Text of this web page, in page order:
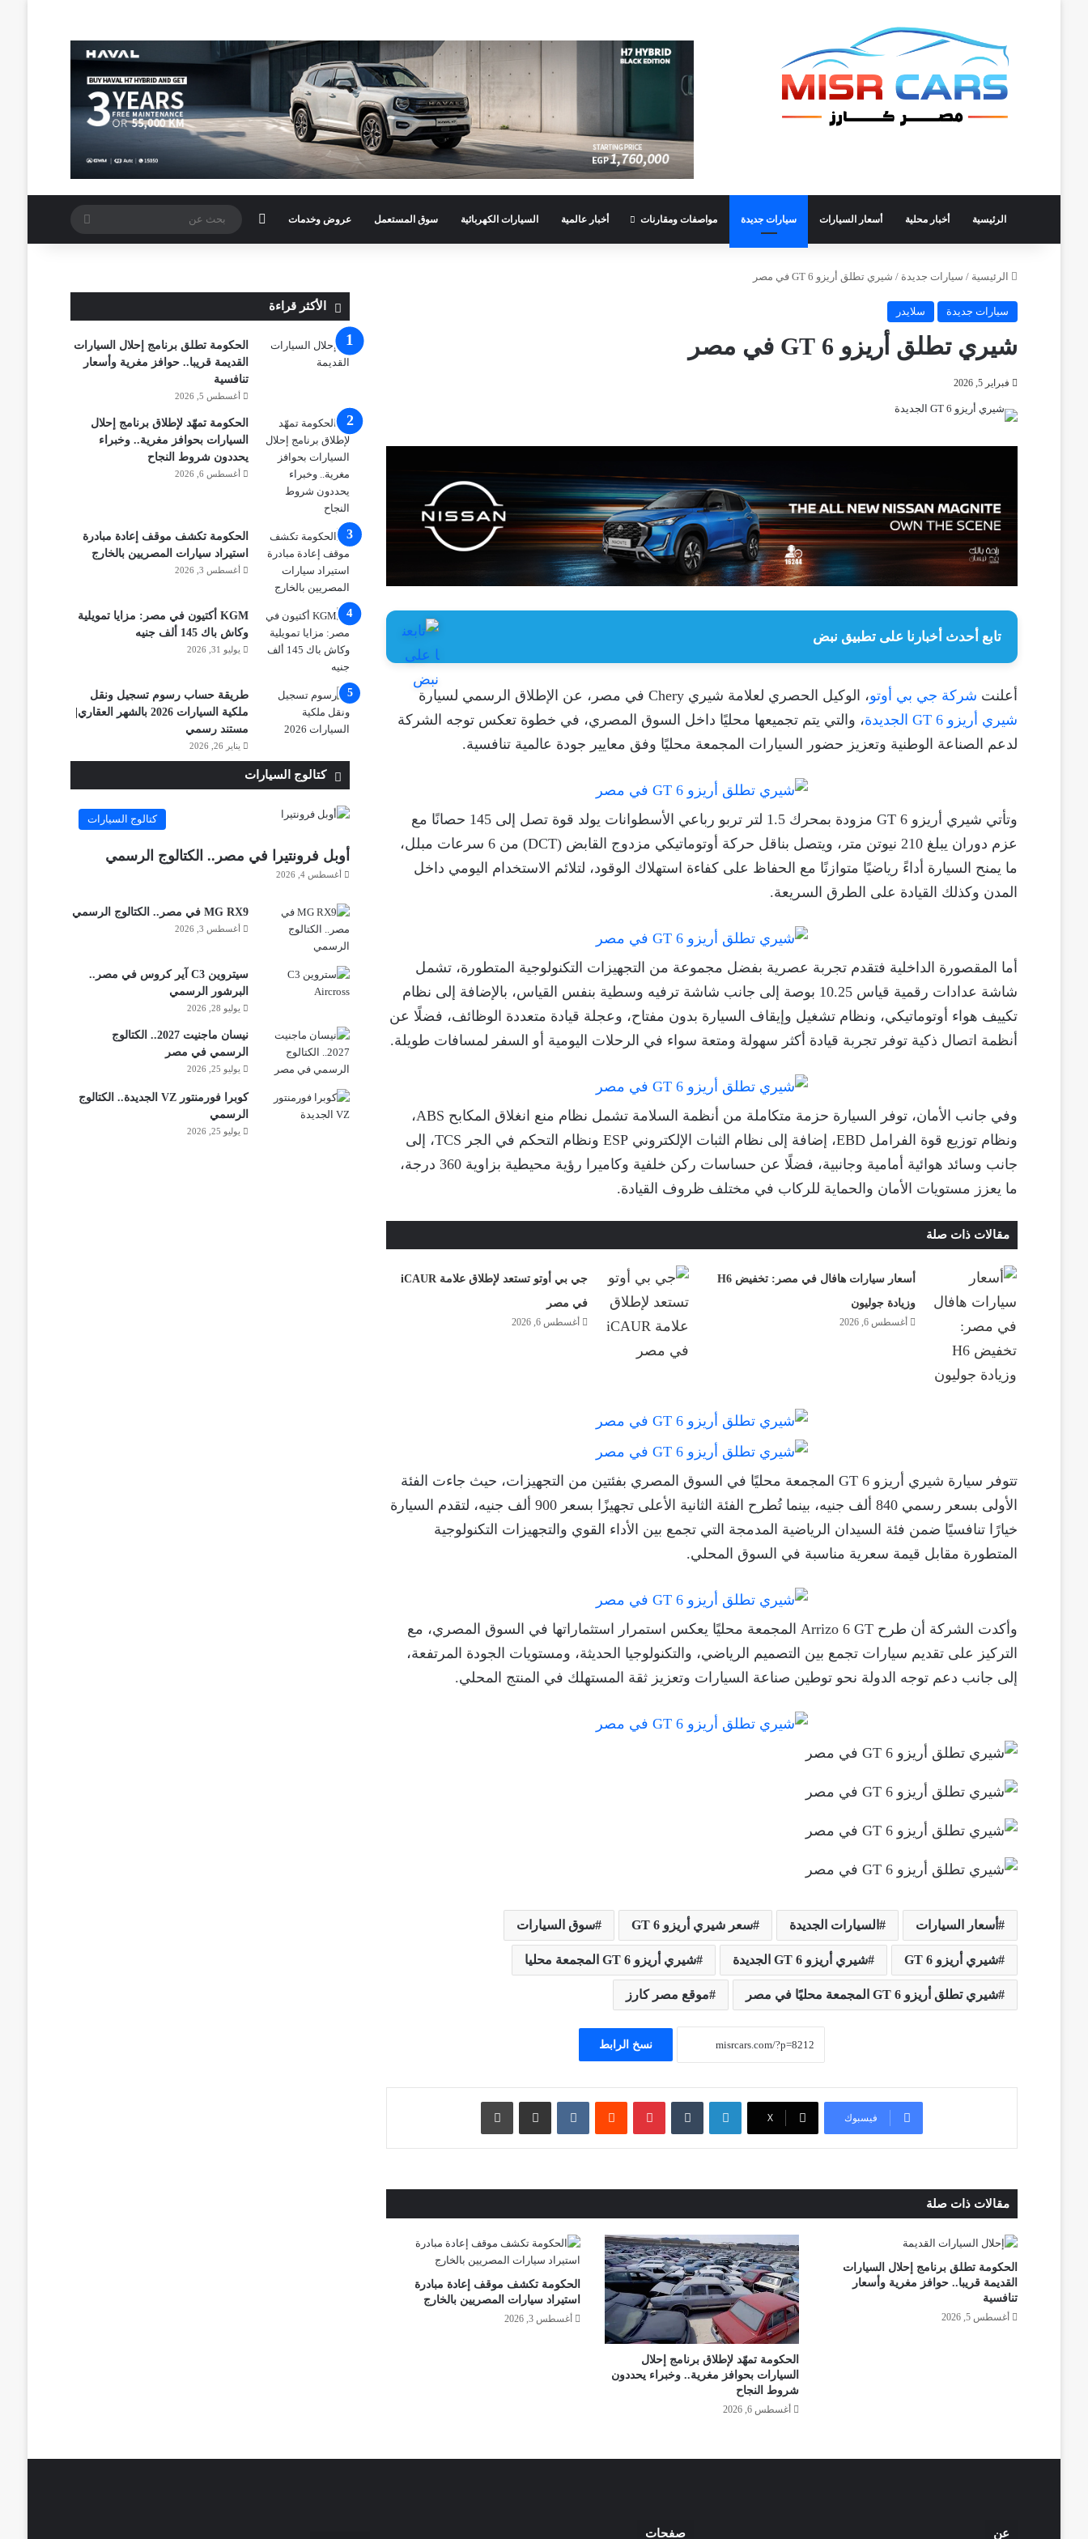
الرئيسية أخبار محلية أسعار السيارات سيارات جديدة مواصفات ومقارنات أخبار عالمية السيارات الكهربائية سوق المستعمل عروض وخدمات الوضع المظلم
عن
الرئيسية / سيارات جديدة / شيري تطلق أريزو 6 GT في مصر
سيارات جديدة سلايدر
شيري تطلق أريزو 6 GT في مصر
فبراير 5, 2026
تابع أحدث أخبارنا على تطبيق نبض
أعلنت شركة جي بي أوتو، الوكيل الحصري لعلامة شيري Chery في مصر، عن الإطلاق الرسمي لسيارة
شيري أريزو 6 GT الجديدة
، والتي يتم تجميعها محليًا داخل السوق المصري، في خطوة تعكس توجه الشركة
لدعم الصناعة الوطنية وتعزيز حضور السيارات المجمعة محليًا وفق معايير جودة عالمية تنافسية.
وتأتي شيري أريزو 6 GT مزودة بمحرك 1.5 لتر تربو رباعي الأسطوانات يولد قوة تصل إلى 145 حصانًا مع
عزم دوران يبلغ 210 نيوتن متر، ويتصل بناقل حركة أوتوماتيكي مزدوج القابض (DCT) من 6 سرعات مبلل،
ما يمنح السيارة أداءً رياضيًا متوازنًا مع الحفاظ على كفاءة استهلاك الوقود، لتلائم الاستخدام اليومي داخل
المدن وكذلك القيادة على الطرق السريعة.
أما المقصورة الداخلية فتقدم تجربة عصرية بفضل مجموعة من التجهيزات التكنولوجية المتطورة، تشمل
شاشة عدادات رقمية قياس 10.25 بوصة إلى جانب شاشة ترفيه وسطية بنفس القياس، بالإضافة إلى نظام
تكييف هواء أوتوماتيكي، ونظام تشغيل وإيقاف السيارة بدون مفتاح، وعجلة قيادة متعددة الوظائف، فضلًا عن
أنظمة اتصال ذكية توفر تجربة قيادة أكثر سهولة ومتعة سواء في الرحلات اليومية أو السفر لمسافات طويلة.
وفي جانب الأمان، توفر السيارة حزمة متكاملة من أنظمة السلامة تشمل نظام منع انغلاق المكابح ABS،
ونظام توزيع قوة الفرامل EBD، إضافة إلى نظام الثبات الإلكتروني ESP ونظام التحكم في الجر TCS، إلى
جانب وسائد هوائية أمامية وجانبية، فضلًا عن حساسات ركن خلفية وكاميرا رؤية محيطية بزاوية 360 درجة،
ما يعزز مستويات الأمان والحماية للركاب في مختلف ظروف القيادة.
مقالات ذات صلة
أسعار سيارات هافال في مصر: تخفيض H6
وزيادة جوليون
أغسطس 6, 2026
جي بي أوتو تستعد لإطلاق علامة iCAUR
في مصر
أغسطس 6, 2026
تتوفر سيارة شيري أريزو 6 GT المجمعة محليًا في السوق المصري بفئتين من التجهيزات، حيث جاءت الفئة
الأولى بسعر رسمي 840 ألف جنيه، بينما تُطرح الفئة الثانية الأعلى تجهيزًا بسعر 900 ألف جنيه، لتقدم السيارة
خيارًا تنافسيًا ضمن فئة السيدان الرياضية المدمجة التي تجمع بين الأداء القوي والتجهيزات التكنولوجية
المتطورة مقابل قيمة سعرية مناسبة في السوق المحلي.
وأكدت الشركة أن طرح Arrizo 6 GT المجمعة محليًا يعكس استمرار استثماراتها في السوق المصري، مع
التركيز على تقديم سيارات تجمع بين التصميم الرياضي، والتكنولوجيا الحديثة، ومستويات الجودة المرتفعة،
إلى جانب دعم توجه الدولة نحو توطين صناعة السيارات وتعزيز ثقة المستهلك في المنتج المحلي.
أسعار السيارات السيارات الجديدة سعر شيري أريزو 6 GT سوق السيارات
شيري أريزو 6 GT شيري أريزو 6 GT الجديدة شيري أريزو 6 GT المجمعة محليا
شيري تطلق أريزو 6 GT المجمعة محليًا في مصر موقع مصر كارز
نسخ الرابط
فيسبوك ‫X
لينكدإن ‏Tumblr بينتيريست
‏Reddit
‏VKontakte مشاركة عبر البريد طباعة
مقالات ذات صلة
الحكومة تطلق برنامج إحلال السيارات
القديمة قريبا.. حوافز مغرية وأسعار
تنافسية
أغسطس 5, 2026
الحكومة تمهّد لإطلاق برنامج إحلال
السيارات بحوافز مغرية.. وخبراء يحددون
شروط النجاح
أغسطس 6, 2026
الحكومة تكشف موقف إعادة مبادرة
استيراد سيارات المصريين بالخارج
أغسطس 3, 2026
الأكثر قراءة
الحكومة تطلق برنامج إحلال السيارات
القديمة قريبا.. حوافز مغرية وأسعار
تنافسية
أغسطس 5, 2026
الحكومة تمهّد لإطلاق برنامج إحلال
السيارات بحوافز مغرية.. وخبراء
يحددون شروط النجاح
أغسطس 6, 2026
الحكومة تكشف موقف إعادة مبادرة
استيراد سيارات المصريين بالخارج
أغسطس 3, 2026
KGM أكتيون في مصر: مزايا تمويلية
وكاش باك 145 ألف جنيه
يوليو 31, 2026
طريقة حساب رسوم تسجيل ونقل
ملكية السيارات 2026 بالشهر العقاري|
مستند رسمي
يناير 26, 2026
كتالوج السيارات
كتالوج السيارات
أوبل فرونتيرا في مصر.. الكتالوج الرسمي
أغسطس 4, 2026
MG RX9 في مصر.. الكتالوج الرسمي
أغسطس 3, 2026
سيتروين C3 آير كروس في مصر..
البرشور الرسمي
يوليو 28, 2026
نيسان ماجنيت 2027.. الكتالوج
الرسمي في مصر
يوليو 25, 2026
كوبرا فورمنتور VZ الجديدة.. الكتالوج
الرسمي
يوليو 25, 2026
عن صفحات